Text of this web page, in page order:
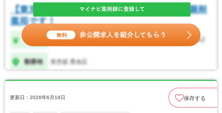
更新日：2026年6月18日 保存する